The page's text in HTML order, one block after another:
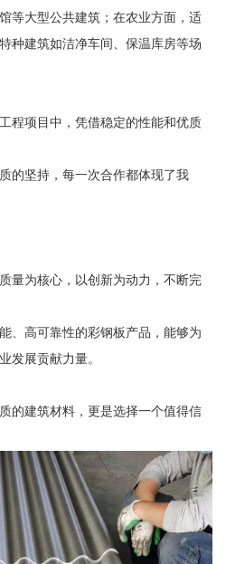
等大型公共建筑；在农业方面，适
种建筑如洁净车间、保温库房等场
程项目中，凭借稳定的性能和优质
的坚持，每一次合作都体现了我
量为核心，以创新为动力，不断完
、高可靠性的彩钢板产品，能够为
发展贡献力量。
的建筑材料，更是选择一个值得信